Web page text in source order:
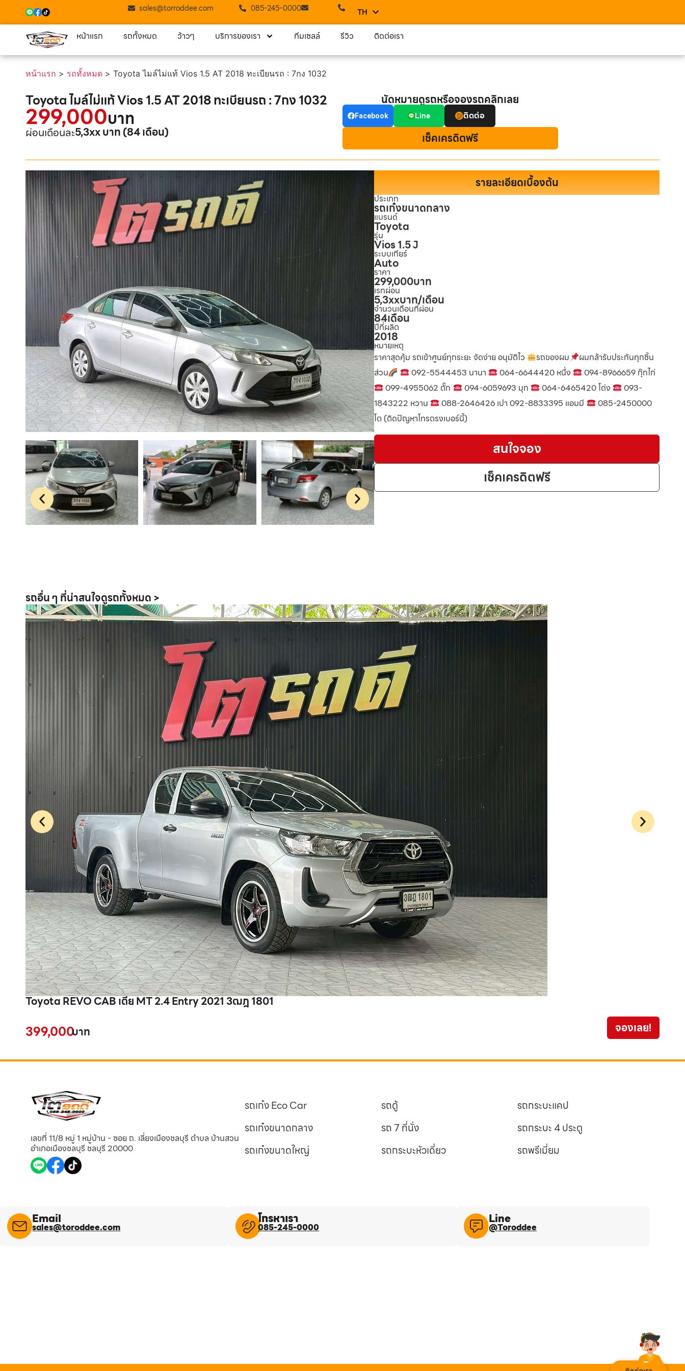
sales@torroddee.com 085-245-0000 TH
EN
หน้าแรก รถทั้งหมด ว้าวๆ บริการของเรา ทีมเซลล์ รีวิว ติดต่อเรา
หน้าแรก > รถทั้งหมด > Toyota ไมล์ไม่แท้ Vios 1.5 AT 2018 ทะเบียนรถ : 7กง 1032
Toyota ไมล์ไม่แท้ Vios 1.5 AT 2018 ทะเบียนรถ : 7กง 1032
299,000บาท
ผ่อนเดือนละ5,3xx บาท (84 เดือน)
นัดหมายดูรถหรือจองรถคลิกเลย
Facebook Line ติดต่อ
เช็คเครดิตฟรี
รายละเอียดเบื้องต้น
ประเภท
รถเก๋งขนาดกลาง
แบรนด์
Toyota
รุ่น
Vios 1.5 J
ระบบเกียร์
Auto
ราคา
299,000บาท
เรทผ่อน
5,3xxบาท/เดือน
จำนวนเดือนที่ผ่อน
84เดือน
ปีที่ผลิต
2018
หมายเหตุ
ราคาสุดคุ้ม รถเข้าศูนย์ทุกระยะ จัดง่าย อนุมัติไว
รถของผม
ผมกล้ารับประกันทุกชิ้น
ส่วน
092-5544453 นานา 064-6644420 หนึ่ง
094-8966659 กุ๊กไก่
099-4955062 ตั๊ก
094-6059693 มุก 064-6465420 โด่ง
093-
1843222 หวาน
088-2646426 เปา 092-8833395 แอมมี
085-2450000
โต (ติดปัญหาโทรตรงเบอร์นี้)
สนใจจอง
เช็คเครดิตฟรี
รถอื่น ๆ ที่น่าสนใจดูรถทั้งหมด >
Toyota REVO CAB เตี้ย MT 2.4 Entry 2021 3ฒฎ 1801
399,000บาท จองเลย!
เลขที่ 11/8 หมู่ 1 หมู่บ้าน - ซอย ถ. เลี่ยงเมืองชลบุรี ตำบล บ้านสวน
อำเภอเมืองชลบุรี ชลบุรี 20000
รถเก๋ง Eco Car
รถเก๋งขนาดกลาง
รถเก๋งขนาดใหญ่
รถตู้
รถ 7 ที่นั่ง
รถกระบะหัวเดี่ยว
รถกระบะแคป
รถกระบะ 4 ประตู
รถพรีเมี่ยม
Email
sales@toroddee.com
โทรหาเรา
085-245-0000
Line​
@Toroddee​